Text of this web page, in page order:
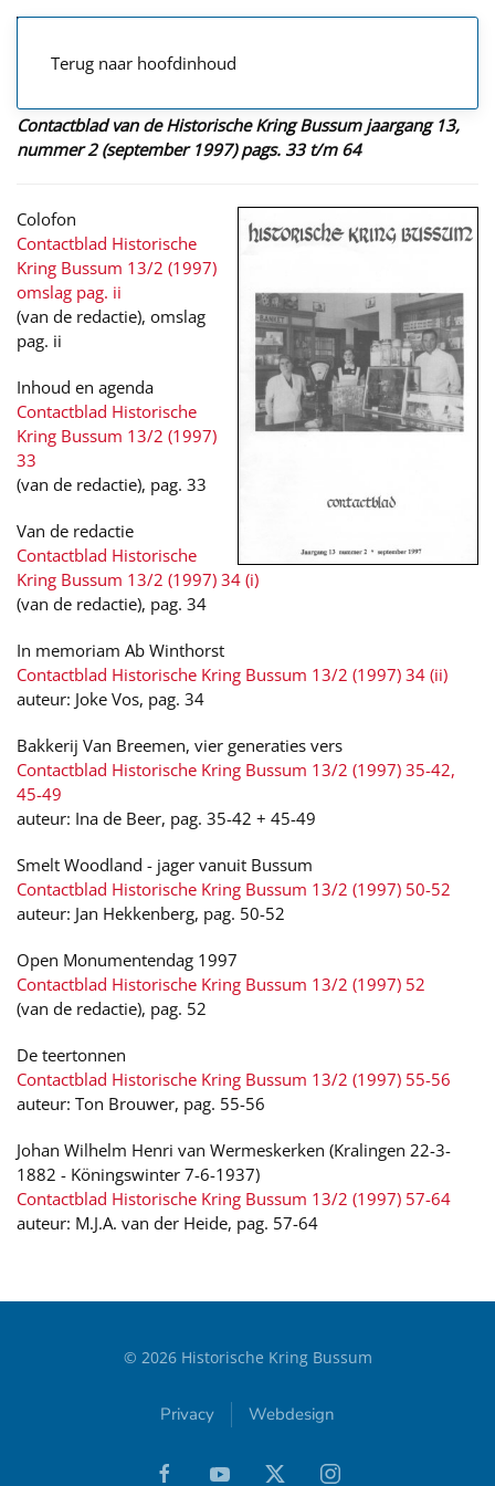
Terug naar hoofdinhoud
Contactblad van de Historische Kring Bussum jaargang 13,
nummer 2 (september 1997) pags. 33 t/m 64
Colofon
Contactblad Historische
Kring Bussum 13/2 (1997)
omslag pag. ii
(van de redactie), omslag
pag. ii
Inhoud en agenda
Contactblad Historische
Kring Bussum 13/2 (1997)
33
(van de redactie), pag. 33
Van de redactie
Contactblad Historische
Kring Bussum 13/2 (1997) 34 (i)
(van de redactie), pag. 34
In memoriam Ab Winthorst
Contactblad Historische Kring Bussum 13/2 (1997) 34 (ii)
auteur: Joke Vos, pag. 34
Bakkerij Van Breemen, vier generaties vers
Contactblad Historische Kring Bussum 13/2 (1997) 35-42,
45-49
auteur: Ina de Beer, pag. 35-42 + 45-49
Smelt Woodland - jager vanuit Bussum
Contactblad Historische Kring Bussum 13/2 (1997) 50-52
auteur: Jan Hekkenberg, pag. 50-52
Open Monumentendag 1997
Contactblad Historische Kring Bussum 13/2 (1997) 52
(van de redactie), pag. 52
De teertonnen
Contactblad Historische Kring Bussum 13/2 (1997) 55-56
auteur: Ton Brouwer, pag. 55-56
Johan Wilhelm Henri van Wermeskerken (Kralingen 22-3-
1882 - Köningswinter 7-6-1937)
Contactblad Historische Kring Bussum 13/2 (1997) 57-64
auteur: M.J.A. van der Heide, pag. 57-64
© 2026Historische Kring Bussum
Privacy Webdesign